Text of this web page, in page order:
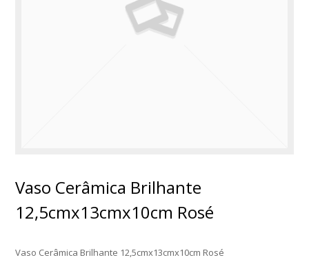
Vaso Cerâmica Brilhante
12,5cmx13cmx10cm Rosé
Vaso Cerâmica Brilhante 12,5cmx13cmx10cm Rosé